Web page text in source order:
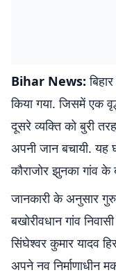
Bihar News:
किया गया. जिसमें एक
दूसरे व्यक्ति को बुरी
अपनी जान बचायी. यह
कौराजोर झुनका गांव के
जानकारी के अनुसार
बखोरीवधान गांव
सिंघेश्वर कुमार यादव
अपने नव निर्माणाधीन